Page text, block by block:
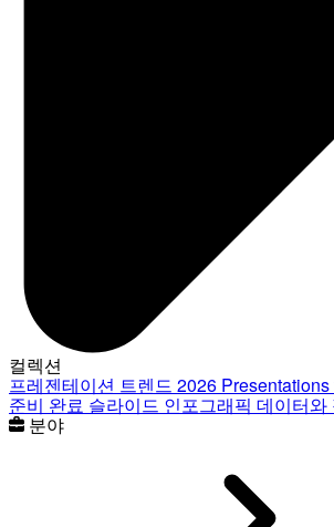
컬렉션
프레젠테이션 트렌드 2026
준비 완료 슬라이드 인포그래픽 데이터와
분야